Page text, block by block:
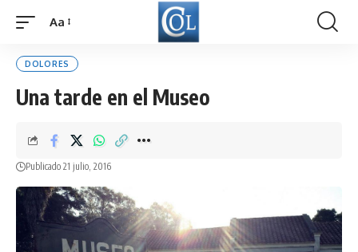
Font
Aa
DOLORES
Una tarde en el Museo
Publicado 21 julio, 2016